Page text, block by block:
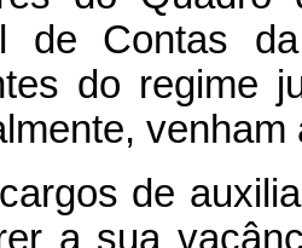
de Contas
do regime
venham
de
a sua